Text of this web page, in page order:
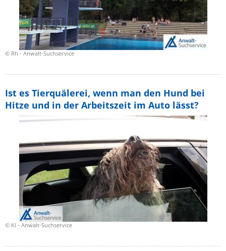
© Rh - Anwalt-Suchservice
© Kl - Anwalt-Suchservice
Ist es Tierquälerei, wenn man den Hund bei
Hitze und in der Arbeitszeit im Auto lässt?